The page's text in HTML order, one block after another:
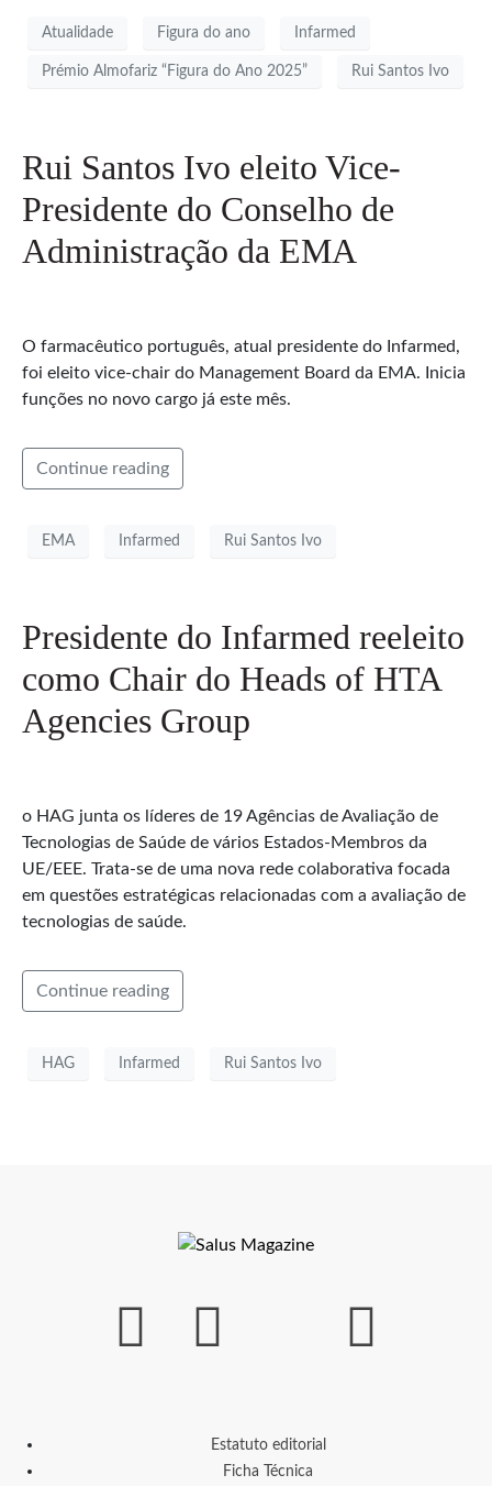
Atualidade Figura do ano Infarmed
Prémio Almofariz “Figura do Ano 2025” Rui Santos Ivo
Rui Santos Ivo eleito Vice-
Presidente do Conselho de
Administração da EMA
O farmacêutico português, atual presidente do Infarmed,
foi eleito vice-chair do Management Board da EMA. Inicia
funções no novo cargo já este mês.
Continue reading
EMA Infarmed Rui Santos Ivo
Presidente do Infarmed reeleito
como Chair do Heads of HTA
Agencies Group
o HAG junta os líderes de 19 Agências de Avaliação de
Tecnologias de Saúde de vários Estados-Membros da
UE/EEE. Trata-se de uma nova rede colaborativa focada
em questões estratégicas relacionadas com a avaliação de
tecnologias de saúde.
Continue reading
HAG Infarmed Rui Santos Ivo
Estatuto editorial
Ficha Técnica